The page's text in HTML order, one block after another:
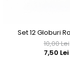
Set 12 Globuri
10,00 Lei
7,50 Lei